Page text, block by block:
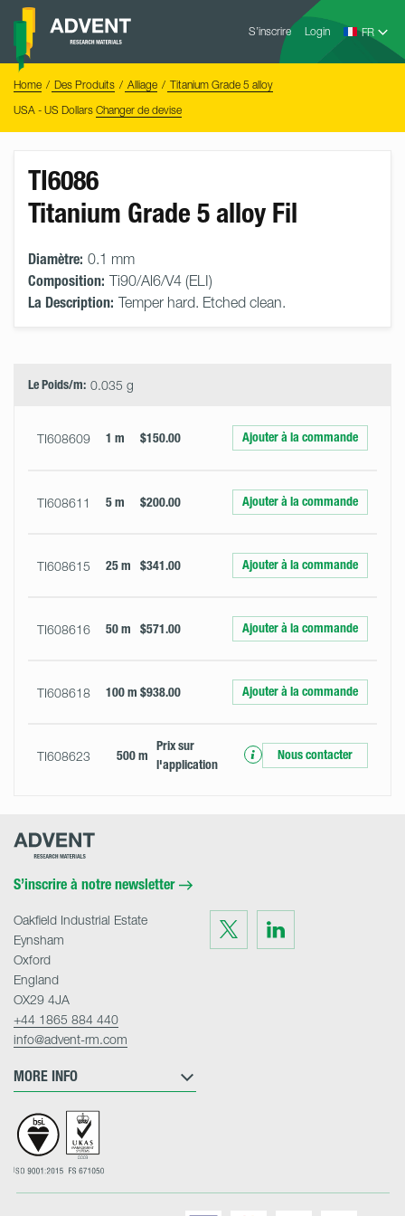
Skip
content
S’inscrire Login
Advent
Home Des Produits Alliage
Titanium Grade 5 alloy
USA - US Dollars Changer de devise
TI6086
Titanium Grade 5 alloy Fil
Diamètre: 0.1 mm
Composition: Ti90/Al6/V4 (ELI)
La Description: Temper hard. Etched clean.
Le Poids/m: 0.035 g
TI608609 1 m $150.00 Ajouter à la commande
TI608611 5 m $200.00 Ajouter à la commande
TI608615 25 m $341.00 Ajouter à la commande
TI608616 50 m $571.00 Ajouter à la commande
TI608618 100 m $938.00 Ajouter à la commande
TI608623 500 m
Prix ​​sur
l'application
Nous contacter
Advent
S’inscrire à notre newsletter
Visit
us
on
Twitter
Visit
on
LinkedIn
MORE INFO
Oakfield Industrial Estate
Eynsham
Oxford
England
OX29 4JA
+44 1865 884 440
info@advent-rm.com